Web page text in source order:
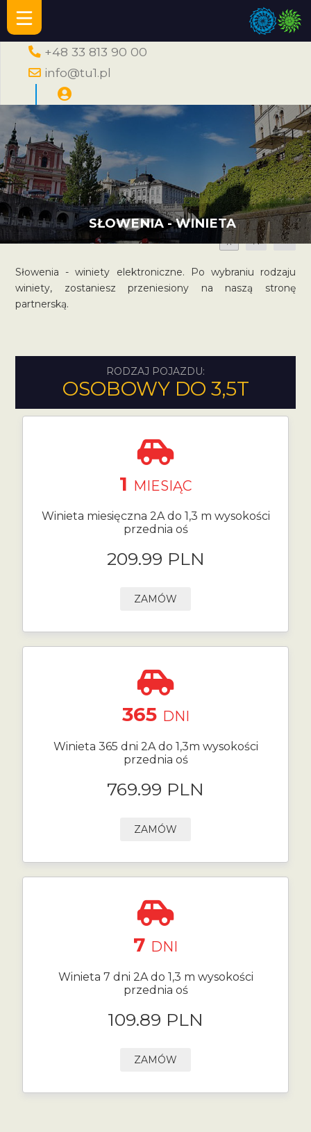
+48 33 813 90 00
info@tu1.pl
SŁOWENIA - WINIETA
A A A
Słowenia - winiety elektroniczne. Po wybraniu rodzaju
winiety, zostaniesz przeniesiony na naszą stronę
partnerską.
RODZAJ POJAZDU:
OSOBOWY DO 3,5T
1 MIESIĄC
Winieta miesięczna 2A do 1,3 m wysokości
przednia oś
209.99 PLN
ZAMÓW
365 DNI
Winieta 365 dni 2A do 1,3m wysokości
przednia oś
769.99 PLN
ZAMÓW
7 DNI
Winieta 7 dni 2A do 1,3 m wysokości
przednia oś
109.89 PLN
ZAMÓW